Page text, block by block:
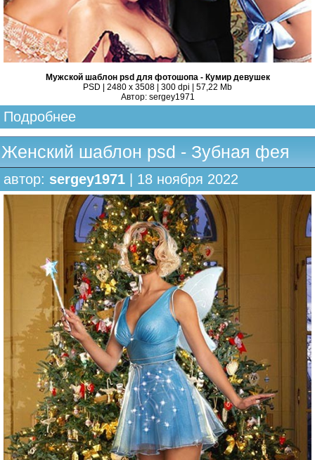
Мужской шаблон psd для фотошопа - Кумир девушек
PSD | 2480 x 3508 | 300 dpi | 57,22 Mb
Автор: sergey1971
Подробнее
Женский шаблон psd - Зубная фея
автор: sergey1971 | 18 ноября 2022